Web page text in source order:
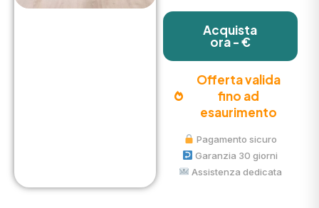
Acquista
ora - €
Offerta valida
fino ad
esaurimento
Pagamento sicuro
Garanzia 30 giorni
Assistenza dedicata